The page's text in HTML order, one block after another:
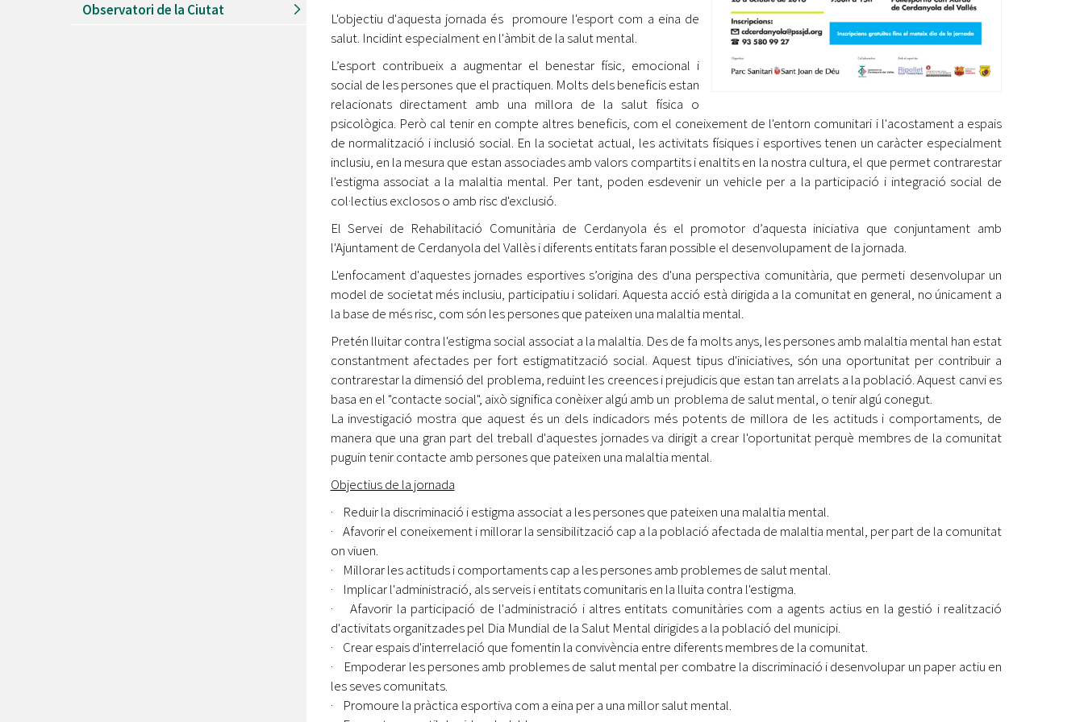
Observatori de la Ciutat
L'objectiu d'aquesta jornada és promoure l'esport com a eina de
salut. Incidint especialment en l'àmbit de la salut mental.
L’esport contribueix a augmentar el benestar físic, emocional i
social de les persones que el practiquen. Molts dels beneficis estan
relacionats directament amb una millora de la salut física o
psicològica. Però cal tenir en compte altres beneficis, com el coneixement de l'entorn comunitari i l'acostament a espais
de normalització i inclusió social. En la societat actual, les activitats físiques i esportives tenen un caràcter especialment
inclusiu, en la mesura que estan associades amb valors compartits i enaltits en la nostra cultura, el que permet contrarestar
l'estigma associat a la malaltia mental. Per tant, poden esdevenir un vehicle per a la participació i integració social de
col·lectius exclosos o amb risc d'exclusió.
El Servei de Rehabilitació Comunitària de Cerdanyola és el promotor d’aquesta iniciativa que conjuntament amb
l'Ajuntament de Cerdanyola del Vallès i diferents entitats faran possible el desenvolupament de la jornada.
L'enfocament d'aquestes jornades esportives s’origina des d'una perspectiva comunitària, que permeti desenvolupar un
model de societat més inclusiu, participatiu i solidari. Aquesta acció està dirigida a la comunitat en general, no únicament a
la base de més risc, com són les persones que pateixen una malaltia mental.
Pretén lluitar contra l'estigma social associat a la malaltia. Des de fa molts anys, les persones amb malaltia mental han estat
constantment afectades per fort estigmatització social. Aquest tipus d'iniciatives, són una oportunitat per contribuir a
contrarestar la dimensió del problema, reduint les creences i prejudicis que estan tan arrelats a la població. Aquest canvi es
basa en el "contacte social", això significa conèixer algú amb un problema de salut mental, o tenir algú conegut.
La investigació mostra que aquest és un dels indicadors més potents de millora de les actituds i comportaments, de
manera que una gran part del treball d'aquestes jornades va dirigit a crear l'oportunitat perquè membres de la comunitat
puguin tenir contacte amb persones que pateixen una malaltia mental.
Objectius de la jornada
· Reduir la discriminació i estigma associat a les persones que pateixen una malaltia mental.
· Afavorir el coneixement i millorar la sensibilització cap a la població afectada de malaltia mental, per part de la comunitat
on viuen.
· Millorar les actituds i comportaments cap a les persones amb problemes de salut mental.
· Implicar l'administració, als serveis i entitats comunitaris en la lluita contra l'estigma.
· Afavorir la participació de l'administració i altres entitats comunitàries com a agents actius en la gestió i realització
d'activitats organitzades pel Dia Mundial de la Salut Mental dirigides a la població del municipi.
· Crear espais d'interrelació que fomentin la convivència entre diferents membres de la comunitat.
· Empoderar les persones amb problemes de salut mental per combatre la discriminació i desenvolupar un paper actiu en
les seves comunitats.
· Promoure la pràctica esportiva com a eina per a una millor salut mental.